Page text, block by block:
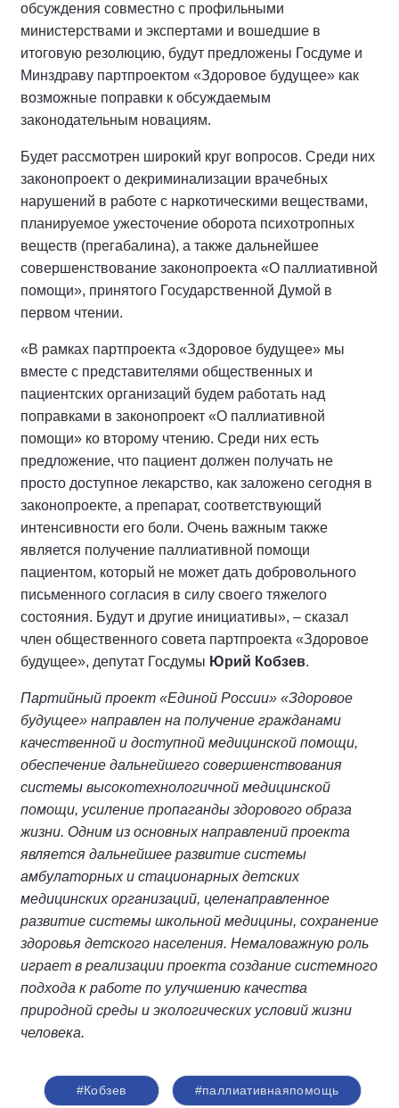
обсуждения совместно с профильными
министерствами и экспертами и вошедшие в
итоговую резолюцию, будут предложены Госдуме и
Минздраву партпроектом «Здоровое будущее» как
возможные поправки к обсуждаемым
законодательным новациям.
Будет рассмотрен широкий круг вопросов. Среди них
законопроект о декриминализации врачебных
нарушений в работе с наркотическими веществами,
планируемое ужесточение оборота психотропных
веществ (прегабалина), а также дальнейшее
совершенствование законопроекта «О паллиативной
помощи», принятого Государственной Думой в
первом чтении.
«В рамках партпроекта «Здоровое будущее» мы
вместе с представителями общественных и
пациентских организаций будем работать над
поправками в законопроект «О паллиативной
помощи» ко второму чтению. Среди них есть
предложение, что пациент должен получать не
просто доступное лекарство, как заложено сегодня в
законопроекте, а препарат, соответствующий
интенсивности его боли. Очень важным также
является получение паллиативной помощи
пациентом, который не может дать добровольного
письменного согласия в силу своего тяжелого
состояния. Будут и другие инициативы», – сказал
член общественного совета партпроекта «Здоровое
будущее», депутат Госдумы Юрий Кобзев.
Партийный проект «Единой России» «Здоровое
будущее» направлен на получение гражданами
качественной и доступной медицинской помощи,
обеспечение дальнейшего совершенствования
системы высокотехнологичной медицинской
помощи, усиление пропаганды здорового образа
жизни. Одним из основных направлений проекта
является дальнейшее развитие системы
амбулаторных и стационарных детских
медицинских организаций, целенаправленное
развитие системы школьной медицины, сохранение
здоровья детского населения. Немаловажную роль
играет в реализации проекта создание системного
подхода к работе по улучшению качества
природной среды и экологических условий жизни
человека.
#Кобзев #паллиативнаяпомощь